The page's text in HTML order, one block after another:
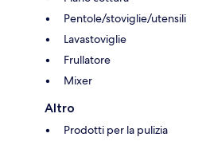
Pentole/stoviglie/utensili
Lavastoviglie
Frullatore
Mixer
Altro
Prodotti per la pulizia